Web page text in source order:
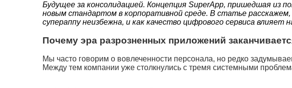
Будущее за консолидацией. Концепция SuperApp, пришедшая из
новым стандартом в корпоративной среде. В статье
супераппу неизбежна, и как качество цифрового сервиса влияет
Почему эра разрозненных приложений
Мы часто говорим о вовлеченности персонала, но редко
Между тем компании уже столкнулись с тремя системными